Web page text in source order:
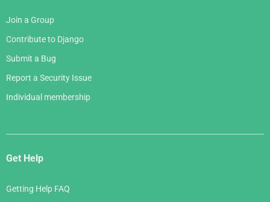
Join a Group
Contribute to Django
Submit a Bug
Report a Security Issue
Individual membership
Get Help
Getting Help FAQ